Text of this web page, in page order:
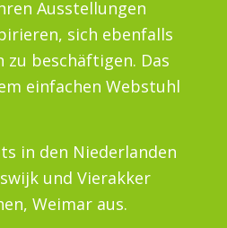
Ausstellungen
sich ebenfalls
zu beschäftigen. Das
einfachen Webstuhl
in den Niederlanden
und Vierakker
Weimar aus.